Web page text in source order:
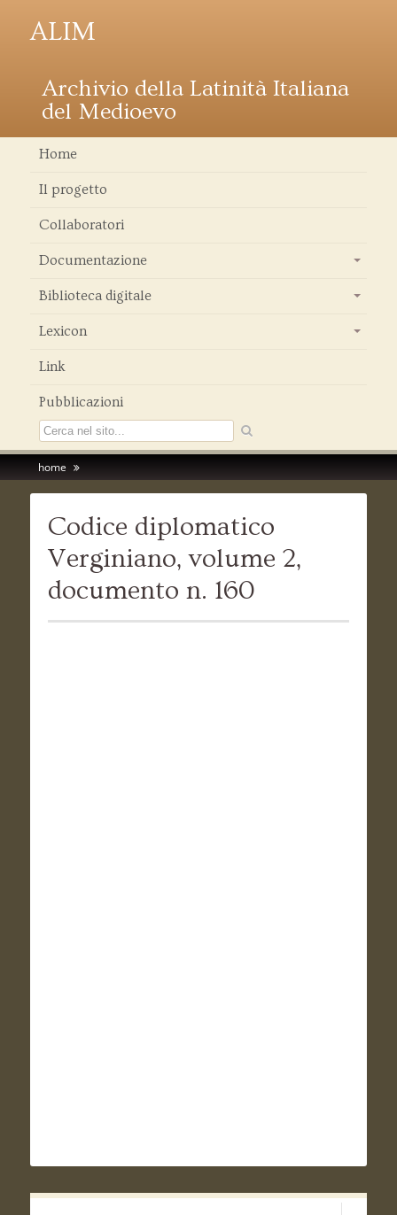
ALIM
Archivio della Latinità Italiana
del Medioevo
Home
Il progetto
Collaboratori
Documentazione
Biblioteca digitale
Lexicon
Link
Pubblicazioni
home
Codice diplomatico
Verginiano, volume 2,
documento n. 160